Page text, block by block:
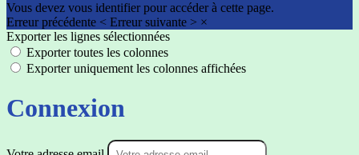
Vous devez vous identifier pour accéder à cette page.
Erreur précédente < Erreur suivante > ×
Exporter les lignes sélectionnées
Exporter toutes les colonnes
Exporter uniquement les colonnes affichées
Connexion